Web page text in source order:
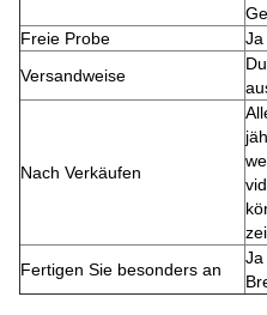
Freie Probe
Ja
Versandweise
Nach Verkäufen
Fertigen Sie besonders an
Ja